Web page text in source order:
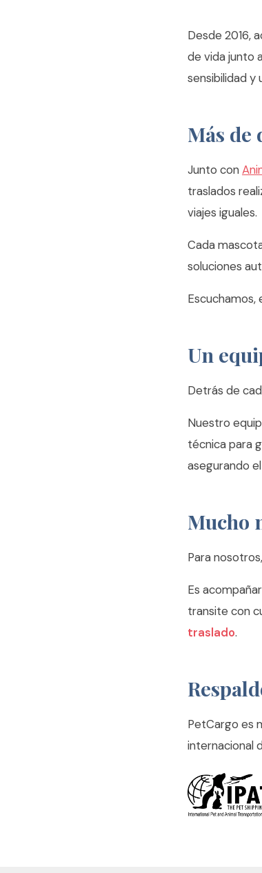
Desde 2016,
de vida junto
sensibilidad y
Más de
Junto con
traslados
viajes iguales.
Cada
soluciones
Escuchamos,
Un
Detrás de
Nuestro
técnica para
asegurando
Mucho
Para
Es
transite con
traslado.
PetCargo es
internacional